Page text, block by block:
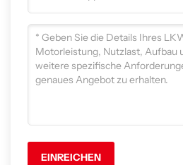
EINREICHEN